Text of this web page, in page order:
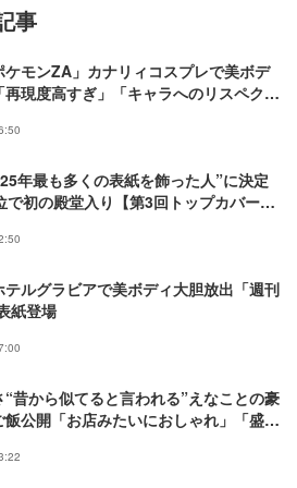
事
ケモンZA」カナリィコスプレで美ボデ
再現度高すぎ」「キャラへのリスペクト
年最も多くの表紙を飾った人”に決定
で初の殿堂入り【第3回トップカバーア
テルグラビアで美ボディ大胆放出「週刊
紙登場
昔から似てると言われる”えなことの豪
飯公開「お店みたいにおしゃれ」「盛り